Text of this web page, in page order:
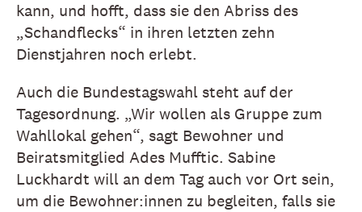
kann, und hofft, dass sie den Abriss des
„Schandflecks“ in ihren letzten zehn
Dienstjahren noch erlebt.
Auch die Bundestagswahl steht auf der
Tagesordnung. „Wir wollen als Gruppe zum
Wahllokal gehen“, sagt Bewohner und
Beiratsmitglied Ades Mufftic. Sabine
Luckhardt will an dem Tag auch vor Ort sein,
um die Bewohner:innen zu begleiten, falls sie